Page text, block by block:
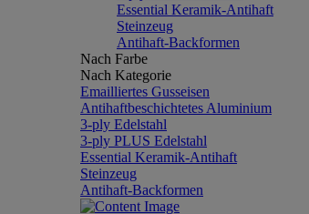
Essential Keramik-Antihaft
Steinzeug
Antihaft-Backformen
Nach Farbe
Nach Kategorie
Emailliertes Gusseisen
Antihaftbeschichtetes Aluminium
3-ply Edelstahl
3-ply PLUS Edelstahl
Essential Keramik-Antihaft
Steinzeug
Antihaft-Backformen